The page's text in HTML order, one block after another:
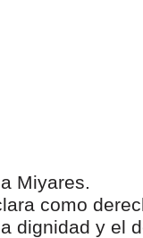
Miyares.
como
dignidad y el